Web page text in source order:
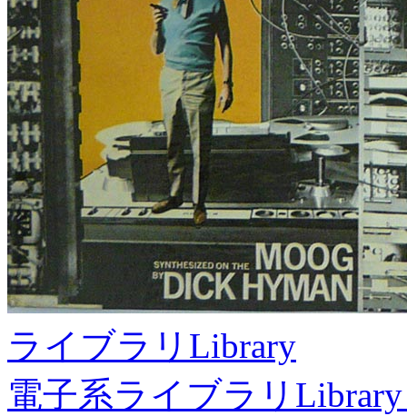
ライブラリ Library
電子系ライブラリ